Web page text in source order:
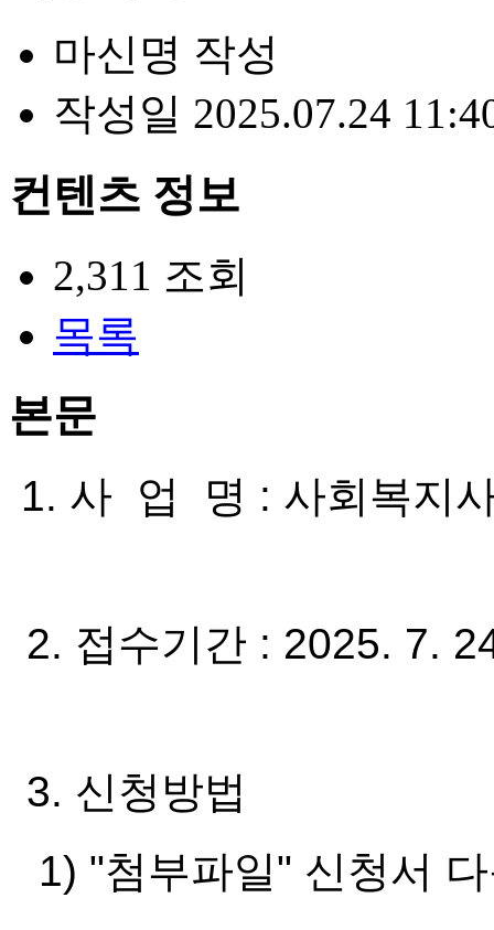
마신명 작성
작성일 2025.07.24
컨텐츠 정보
2,311 조회
목록
본문
1. 사 업 명 : 사회복지
2. 접수기간 : 2025. 7.
3. 신청방법
1) "첨부파일" 신청서